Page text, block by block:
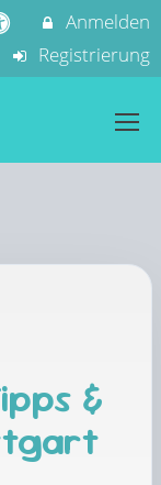
Anmelden
Registrierung
&